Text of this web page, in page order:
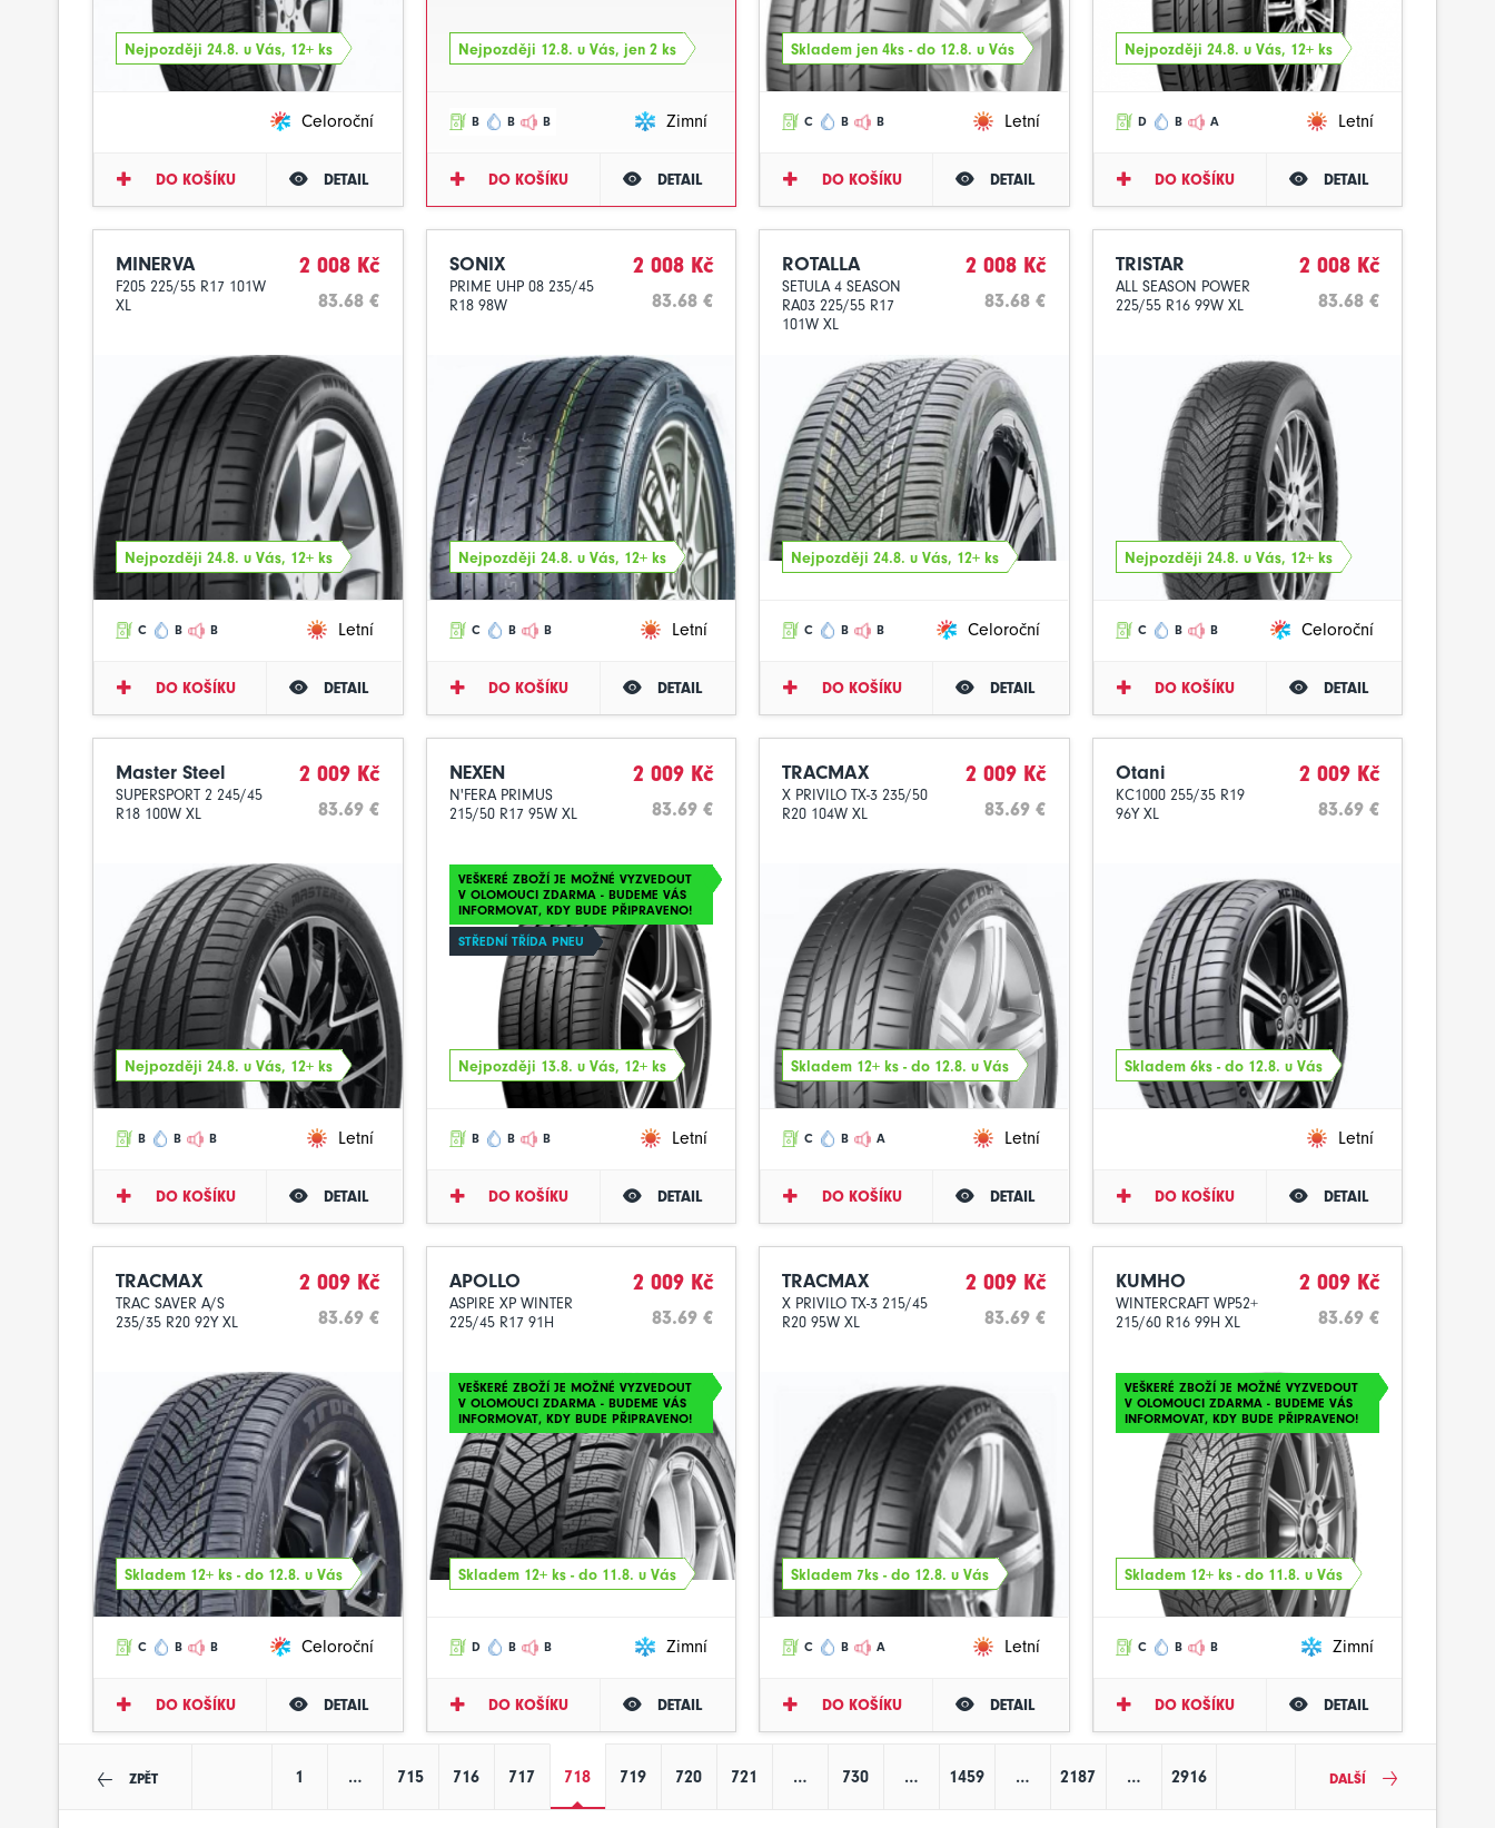
Nejpozději 24.8. u Vás, 12+ ks
Celoroční
DO KOŠÍKU DETAIL
Nejpozději 12.8. u Vás, jen 2 ks
B B B Zimní
DO KOŠÍKU DETAIL
Skladem jen 4ks - do 12.8. u Vás
C B B Letní
DO KOŠÍKU DETAIL
Nejpozději 24.8. u Vás, 12+ ks
D B A Letní
DO KOŠÍKU DETAIL
MINERVA
F205 225/55 R17 101W
XL
2 008 Kč
83.68 €
Nejpozději 24.8. u Vás, 12+ ks
C B B Letní
DO KOŠÍKU DETAIL
SONIX
PRIME UHP 08 235/45
R18 98W
2 008 Kč
83.68 €
Nejpozději 24.8. u Vás, 12+ ks
C B B Letní
DO KOŠÍKU DETAIL
ROTALLA
SETULA 4 SEASON
RA03 225/55 R17
101W XL
2 008 Kč
83.68 €
Nejpozději 24.8. u Vás, 12+ ks
C B B Celoroční
DO KOŠÍKU DETAIL
TRISTAR
ALL SEASON POWER
225/55 R16 99W XL
2 008 Kč
83.68 €
Nejpozději 24.8. u Vás, 12+ ks
C B B Celoroční
DO KOŠÍKU DETAIL
Master Steel
SUPERSPORT 2 245/45
R18 100W XL
2 009 Kč
83.69 €
Nejpozději 24.8. u Vás, 12+ ks
B B B Letní
DO KOŠÍKU DETAIL
NEXEN
N'FERA PRIMUS
215/50 R17 95W XL
2 009 Kč
83.69 €
VEŠKERÉ ZBOŽÍ JE MOŽNÉ VYZVEDOUT
V OLOMOUCI ZDARMA - BUDEME VÁS
INFORMOVAT, KDY BUDE PŘIPRAVENO!
STŘEDNÍ TŘÍDA PNEU
Nejpozději 13.8. u Vás, 12+ ks
B B B Letní
DO KOŠÍKU DETAIL
TRACMAX
X PRIVILO TX-3 235/50
R20 104W XL
2 009 Kč
83.69 €
Skladem 12+ ks - do 12.8. u Vás
C B A Letní
DO KOŠÍKU DETAIL
Otani
KC1000 255/35 R19
96Y XL
2 009 Kč
83.69 €
Skladem 6ks - do 12.8. u Vás
Letní
DO KOŠÍKU DETAIL
TRACMAX
TRAC SAVER A/S
235/35 R20 92Y XL
2 009 Kč
83.69 €
Skladem 12+ ks - do 12.8. u Vás
C B B Celoroční
DO KOŠÍKU DETAIL
APOLLO
ASPIRE XP WINTER
225/45 R17 91H
2 009 Kč
83.69 €
VEŠKERÉ ZBOŽÍ JE MOŽNÉ VYZVEDOUT
V OLOMOUCI ZDARMA - BUDEME VÁS
INFORMOVAT, KDY BUDE PŘIPRAVENO!
Skladem 12+ ks - do 11.8. u Vás
D B B Zimní
DO KOŠÍKU DETAIL
TRACMAX
X PRIVILO TX-3 215/45
R20 95W XL
2 009 Kč
83.69 €
Skladem 7ks - do 12.8. u Vás
C B A Letní
DO KOŠÍKU DETAIL
KUMHO
WINTERCRAFT WP52+
215/60 R16 99H XL
2 009 Kč
83.69 €
VEŠKERÉ ZBOŽÍ JE MOŽNÉ VYZVEDOUT
V OLOMOUCI ZDARMA - BUDEME VÁS
INFORMOVAT, KDY BUDE PŘIPRAVENO!
Skladem 12+ ks - do 11.8. u Vás
C B B Zimní
DO KOŠÍKU DETAIL
ZPĚT 1 … 715 716 717 718 719 720 721 … 730 … 1459 … 2187 … 2916 DALŠÍ